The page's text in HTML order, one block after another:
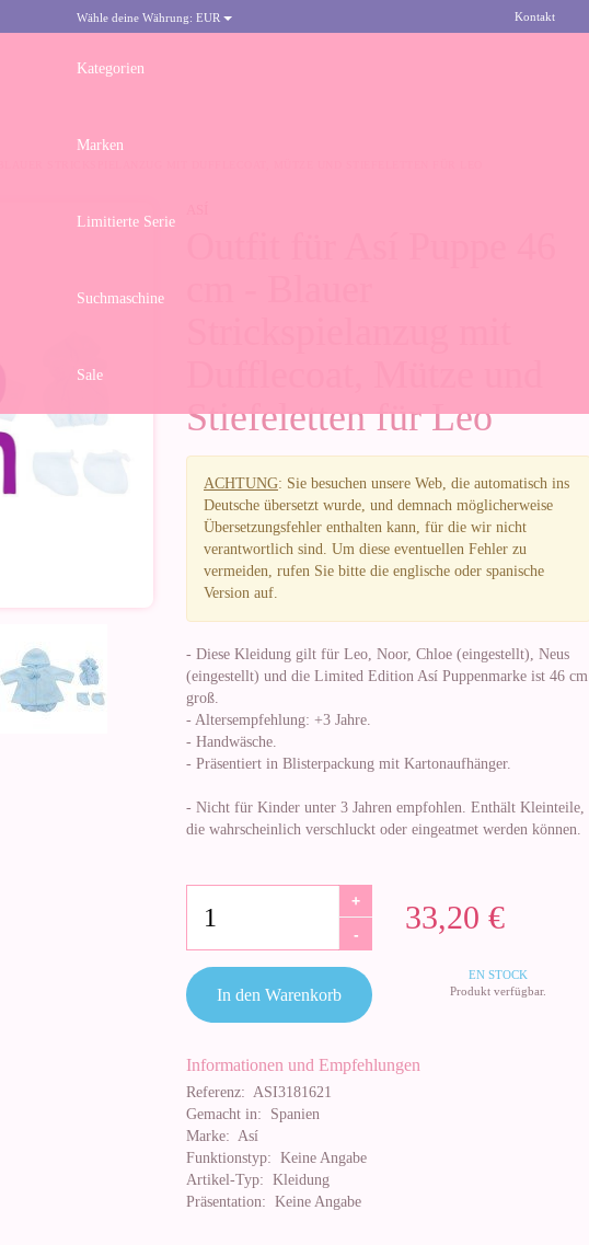
Wähle deine Währung: EUR Kontakt
Kategorien
Marken
Limitierte Serie
Suchmaschine
Sale
Stiefeletten für Leo
ACHTUNG: Sie besuchen unsere Web, die automatisch ins
Deutsche übersetzt wurde, und demnach möglicherweise
Übersetzungsfehler enthalten kann, für die wir nicht
verantwortlich sind. Um diese eventuellen Fehler zu
vermeiden, rufen Sie bitte die englische oder spanische
Version auf.
- Diese Kleidung gilt für Leo, Noor, Chloe (eingestellt), Neus
(eingestellt) und die Limited Edition Así Puppenmarke ist 46 cm
groß.
- Altersempfehlung: +3 Jahre.
- Handwäsche.
- Präsentiert in Blisterpackung mit Kartonaufhänger.
- Nicht für Kinder unter 3 Jahren empfohlen. Enthält Kleinteile,
die wahrscheinlich verschluckt oder eingeatmet werden können.
33,20 €
+
-
EN STOCK
Produkt verfügbar.
In den Warenkorb
Informationen und Empfehlungen
Referenz: ASI3181621
Gemacht in: Spanien
Marke: Así
Funktionstyp: Keine Angabe
Artikel-Typ: Kleidung
Präsentation: Keine Angabe